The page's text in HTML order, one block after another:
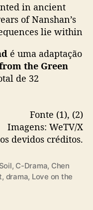
h
e
n
i
n
x
a
n
a
in ancient
of Nanshan’s
lie within
Premieres 22
November
é uma adaptação
the Green
de 32
Fonte (1), (2)
Imagens: WeTV/X
devidos créditos.
, C-Drama, Chen
, drama, Love on the